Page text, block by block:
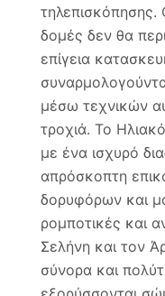
τηλεπισκόπησης.
δομές δεν θα
επίγεια
μέσω τεχνικών
τροχιά. Το
με ένα ισχυρό
απρόσκοπτη
δορυφόρων και
ρομποτικές και
Σελήνη και τον
σύνορα και